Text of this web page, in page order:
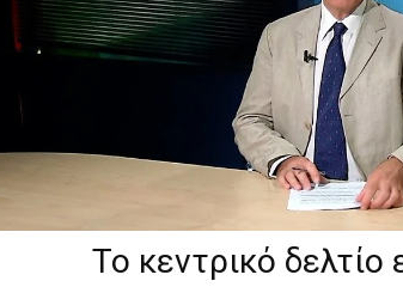
Το κεντρικό